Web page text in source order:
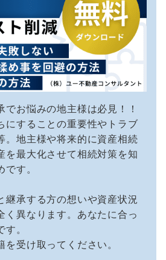
でお悩みの地主様は必見！！
にすることの重要性やトラブ
。地主様や将来的に資産相続
を最大化させて相続対策を知
す。
継承する方の想いや資産状況
く異なります。あなたに合っ
。
受け取ってください。